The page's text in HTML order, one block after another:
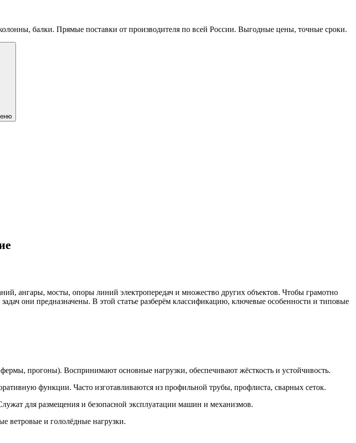
балки. Прямые поставки от производителя по всей России. Выгодные цены, точные сроки.
ангары, мосты, опоры линий электропередач и множество других объектов. Чтобы грамотно
они предназначены. В этой статье разберём классификацию, ключевые особенности и типовые
прогоны). Воспринимают основные нагрузки, обеспечивают жёсткость и устойчивость.
функции. Часто изготавливаются из профильной трубы, профлиста, сварных сеток.
для размещения и безопасной эксплуатации машин и механизмов.
и гололёдные нагрузки.